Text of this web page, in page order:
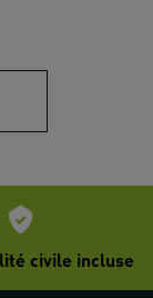
civile incluse